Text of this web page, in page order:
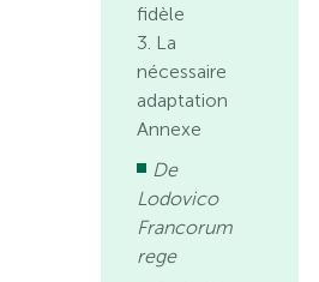
fidèle
3. La
nécessaire
adaptation
Annexe
De
Lodovico
Francorum
rege